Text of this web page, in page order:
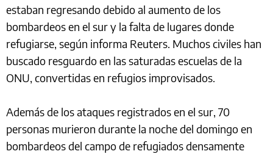
estaban regresando debido al aumento de los
bombardeos en el sur y la falta de lugares donde
refugiarse, según informa Reuters. Muchos civiles han
buscado resguardo en las saturadas escuelas de la
ONU, convertidas en refugios improvisados.
Además de los ataques registrados en el sur, 70
personas murieron durante la noche del domingo en
bombardeos del campo de refugiados densamente